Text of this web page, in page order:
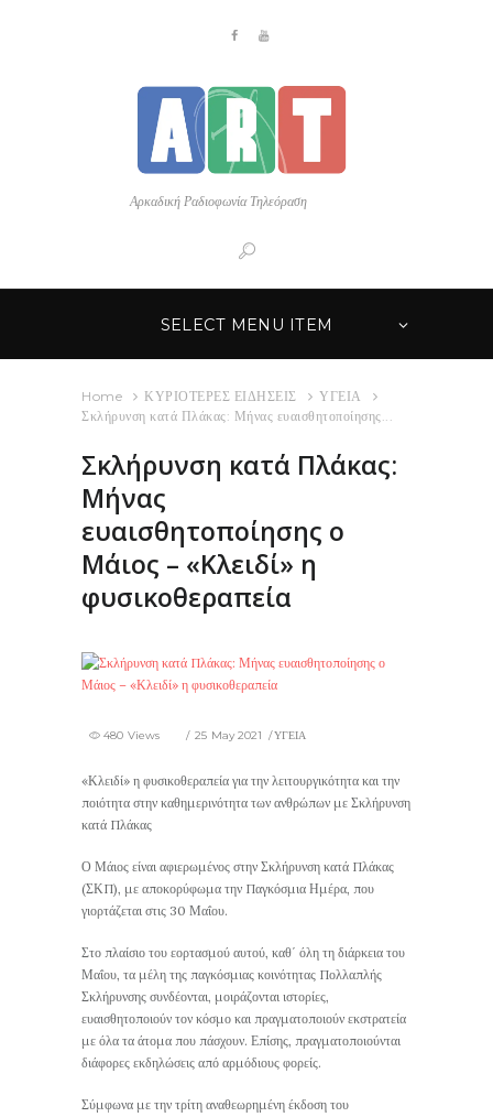
Αρκαδική Ραδιοφωνία Τηλεόραση
SELECT MENU ITEM
Home ΚΥΡΙΟΤΕΡΕΣ ΕΙΔΗΣΕΙΣ
ΥΓΕΙΑ
Σκλήρυνση κατά Πλάκας: Μήνας ευαισθητοποίησης...
Σκλήρυνση κατά Πλάκας:
Μήνας
ευαισθητοποίησης ο
Μάιος – «Κλειδί» η
φυσικοθεραπεία
25 May 2021 ΥΓΕΙΑ
480 Views
«Κλειδί» η φυσικοθεραπεία για την λειτουργικότητα και την
ποιότητα στην καθημερινότητα των ανθρώπων με Σκλήρυνση
κατά Πλάκας
Ο Μάιος είναι αφιερωμένος στην Σκλήρυνση κατά Πλάκας
(ΣΚΠ), με αποκορύφωμα την Παγκόσμια Ημέρα, που
γιορτάζεται στις 30 Μαΐου.
Στο πλαίσιο του εορτασμού αυτού, καθ΄ όλη τη διάρκεια του
Μαΐου, τα μέλη της παγκόσμιας κοινότητας Πολλαπλής
Σκλήρυνσης συνδέονται, μοιράζονται ιστορίες,
ευαισθητοποιούν τον κόσμο και πραγματοποιούν εκστρατεία
με όλα τα άτομα που πάσχουν. Επίσης, πραγματοποιούνται
διάφορες εκδηλώσεις από αρμόδιους φορείς.
Σύμφωνα με την τρίτη αναθεωρημένη έκδοση του